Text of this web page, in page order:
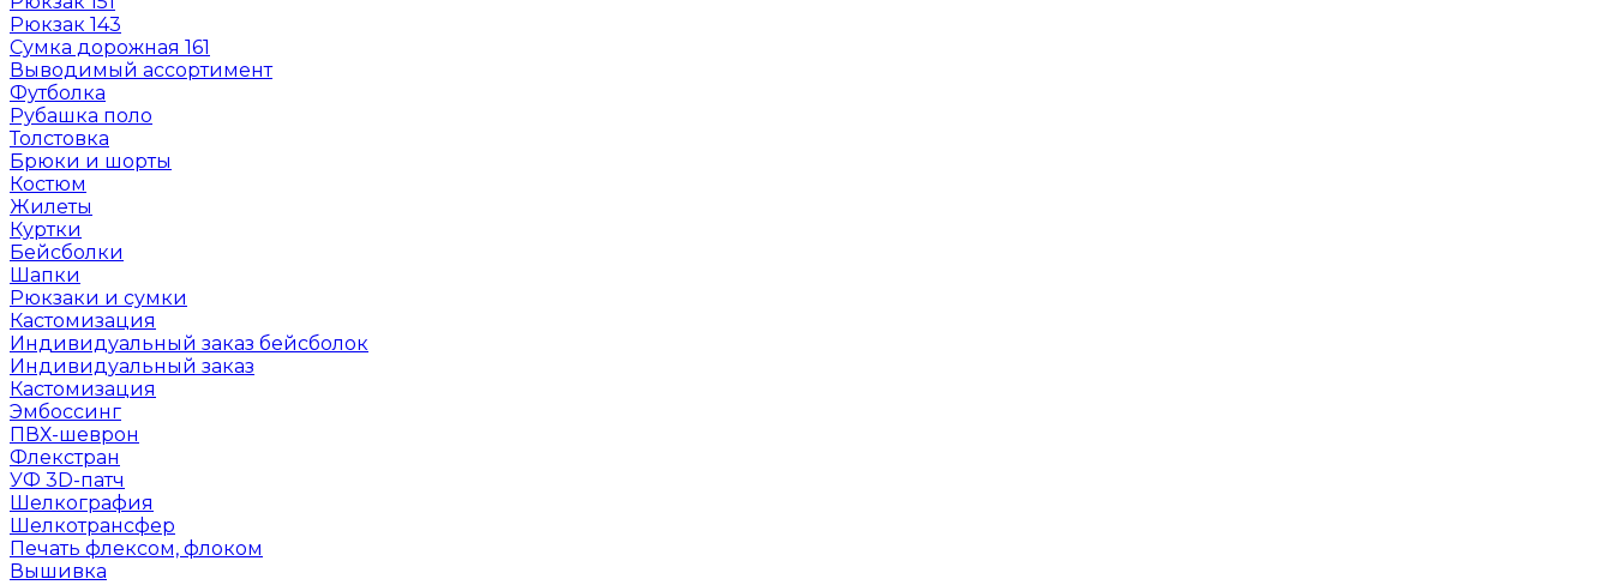
Рюкзак 143
Сумка дорожная 161
Выводимый ассортимент
Футболка
Рубашка поло
Толстовка
Брюки и шорты
Костюм
Жилеты
Куртки
Бейсболки
Шапки
Рюкзаки и сумки
Кастомизация
Индивидуальный заказ бейсболок
Индивидуальный заказ
Кастомизация
Эмбоссинг
ПВХ-шеврон
Флекстран
УФ 3D-патч
Шелкография
Шелкотрансфер
Печать флексом, флоком
Вышивка